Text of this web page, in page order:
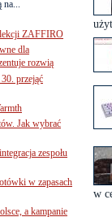
w
ZAFFIRO
dla
rozwią
przejąć
Jak wybrać
zespołu
w zapasach
a kampanie